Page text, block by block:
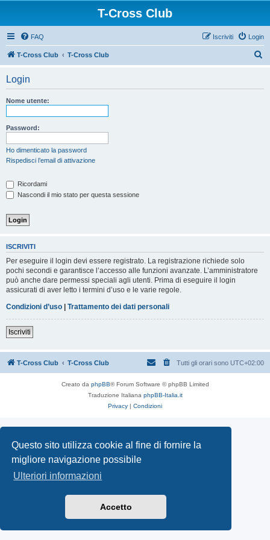
Questo sito utilizza cookie al fine di fornire la
migliore navigazione possibile
Ulteriori informazioni
Accetto
T-Cross Club
FAQ Login
Iscriviti
T-Cross Club T-Cross Club
Login
Nome utente:
Password:
Ho dimenticato la password
Rispedisci l’email di attivazione
Ricordami
Nascondi il mio stato per questa sessione
ISCRIVITI
Per eseguire il login devi essere registrato. La registrazione richiede solo
pochi secondi e garantisce l’accesso alle funzioni avanzate. L’amministratore
può anche dare permessi speciali agli utenti. Prima di eseguire il login
assicurati di aver letto i termini d’uso e le varie regole.
Condizioni d’uso | Trattamento dei dati personali
Iscriviti
T-Cross Club T-Cross Club Tutti gli orari sono UTC+02:00
Creato da phpBB® Forum Software © phpBB Limited
Traduzione Italiana phpBB-Italia.it
Privacy | Condizioni